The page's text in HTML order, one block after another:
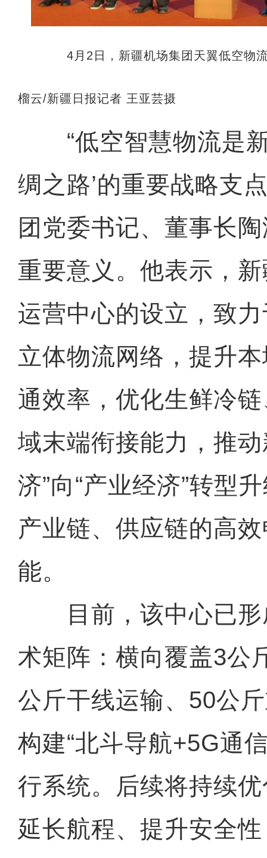
4月2日，新疆机场集团天翼低空物流
榴云/新疆日报记者 王亚芸摄
“低空智慧物流是新
绸之路’的重要战略支
团党委书记、董事长
重要意义。他表示，
运营中心的设立，致
立体物流网络，提升
通效率，优化生鲜冷
域末端衔接能力，推
济”向“产业经济”转型
产业链、供应链的高
能。
目前，该中心已形
术矩阵：横向覆盖3公
公斤干线运输、50公
构建“北斗导航+5G通
行系统。后续将持续
延长航程、提升安全